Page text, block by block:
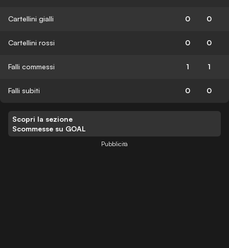
Cartellini gialli 0 0
Cartellini rossi 0 0
Falli commessi 1 1
Falli subiti 0 0
Scopri la sezione
Scommesse su GOAL
Pubblicità